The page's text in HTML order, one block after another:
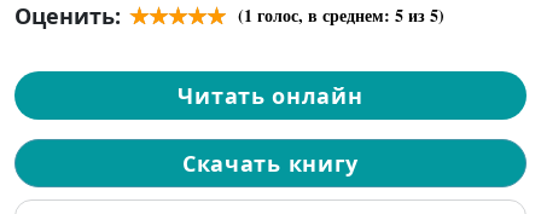
Оценить:
(1 голос, в среднем: 5из 5)
Читать онлайн
Скачать книгу